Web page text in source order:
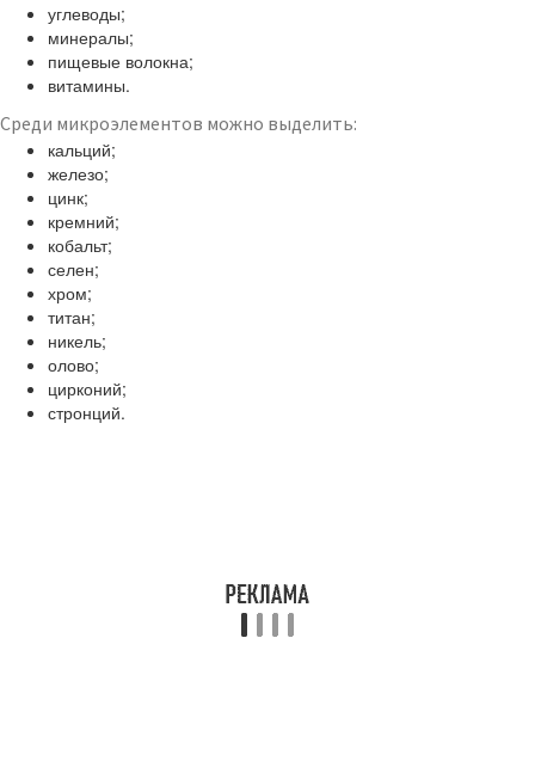
углеводы;
минералы;
пищевые волокна;
витамины.
Среди микроэлементов можно выделить:
кальций;
железо;
цинк;
кремний;
кобальт;
селен;
хром;
титан;
никель;
олово;
цирконий;
стронций.